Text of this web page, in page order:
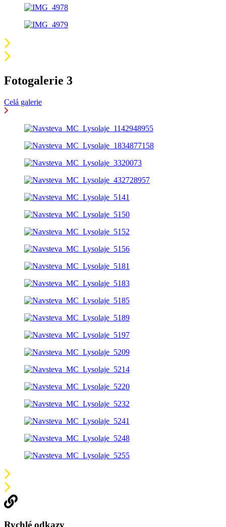
Fotogalerie 3
Celá galerie
Rychlé odkazy